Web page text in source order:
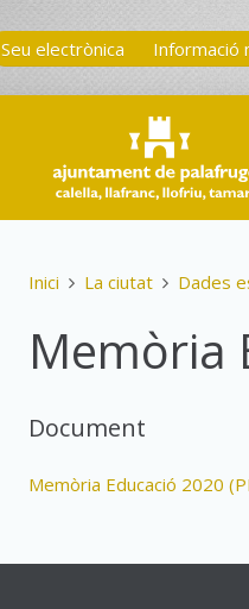
Seu electrònica Informació
Inici La ciutat Dades
Memòria
Document
Memòria Educació 2020